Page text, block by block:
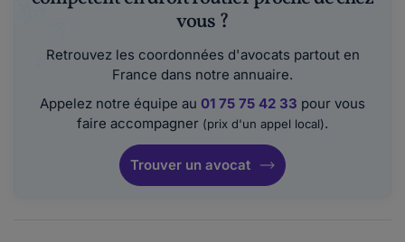
vous ?
Retrouvez les coordonnées d'avocats partout en
France dans notre annuaire.
Appelez notre équipe au 01 75 75 42 33 pour vous
faire accompagner (prix d'un appel local).
Trouver un avocat